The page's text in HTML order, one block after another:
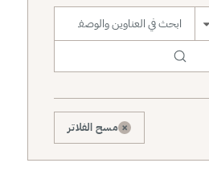
× مسح الفلاتر